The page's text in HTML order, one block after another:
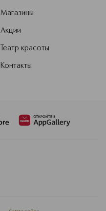
Магазины
Акции
Театр красоты
Контакты